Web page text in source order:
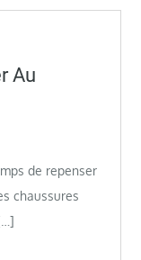
Au
de repenser
chaussures